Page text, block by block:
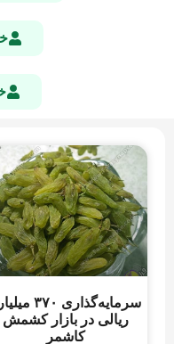
سرمایه‌گذاری ۳۷۰
ریالی در بازار کشمش
کاشمر